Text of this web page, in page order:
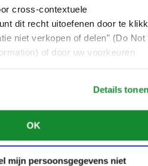
cross-contextuele
dit recht uitoefenen door te
niet verkopen of delen" (Do Not
of door uw voorkeuren
Details
OK
mijn persoonsgegevens niet